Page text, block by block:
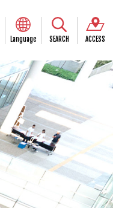
Language SEARCH ACCESS